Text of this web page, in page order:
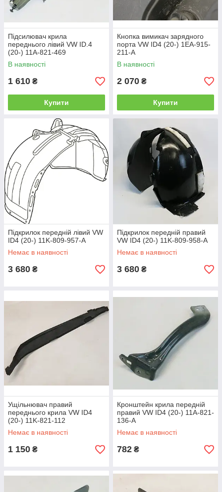
Підсилювач крила
переднього лівий VW ID.4
(20-) 11A-821-469
В наявності
1 610 ₴
Купити
Кнопка вимикач зарядного
порта VW ID4 (20-) 1EA-915-
211-A
В наявності
2 070 ₴
Купити
Підкрилок передній лівий VW
ID4 (20-) 11K-809-957-A
Немає в наявності
3 680 ₴
Підкрилок передній правий
VW ID4 (20-) 11K-809-958-A
Немає в наявності
3 680 ₴
Ущільнювач правий
переднього крила VW ID4
(20-) 11K-821-112
Немає в наявності
1 150 ₴
Кронштейн крила передній
правий VW ID4 (20-) 11A-821-
136-A
Немає в наявності
782 ₴